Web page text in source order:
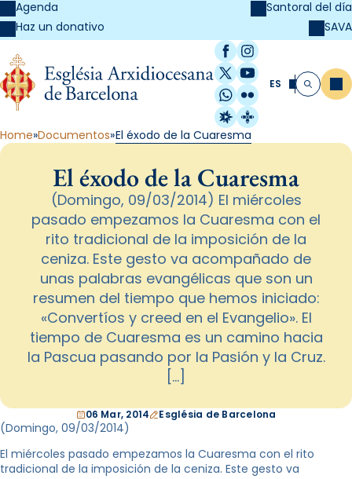
Agenda
Haz un donativo
Santoral del día
SAVA
Facebook
Instagram
X / Twitter
YouTube
WhatsApp
Flickr
Radio Estel
Catalunya
ES Buscar
Home Documentos El éxodo de la Cuaresma
El éxodo de la Cuaresma
(Domingo, 09/03/2014) El miércoles
pasado empezamos la Cuaresma con el
rito tradicional de la imposición de la
ceniza. Este gesto va acompañado de
unas palabras evangélicas que son un
resumen del tiempo que hemos iniciado:
«Convertíos y creed en el Evangelio». El
tiempo de Cuaresma es un camino hacia
la Pascua pasando por la Pasión y la Cruz.
[…]
06 Mar, 2014 Església de Barcelona
(Domingo, 09/03/2014)
El miércoles pasado empezamos la Cuaresma con el rito
tradicional de la imposición de la ceniza. Este gesto va